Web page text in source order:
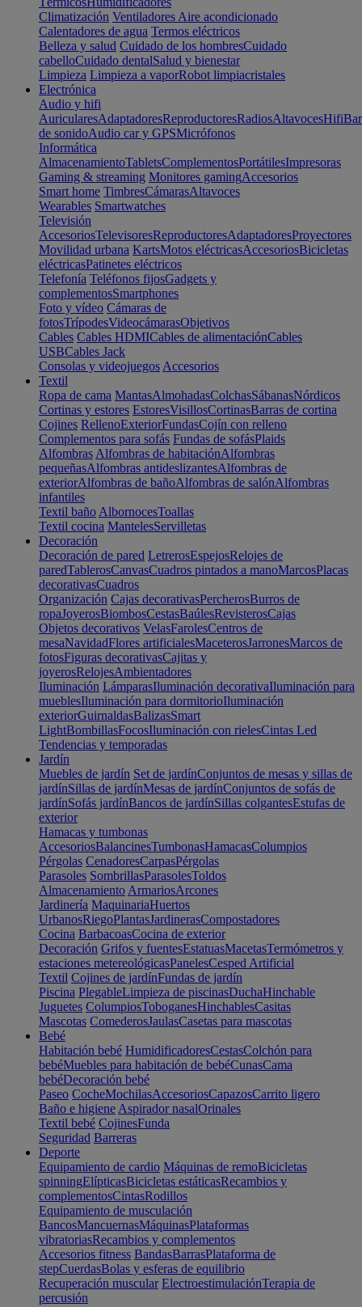
Climatización Ventiladores Aire acondicionado
Calentadores de agua Termos eléctricos
Belleza y salud Cuidado de los hombresCuidado
cabelloCuidado dentalSalud y bienestar
Limpieza Limpieza a vaporRobot limpiacristales
Electrónica
Audio y hifi
AuricularesAdaptadoresReproductoresRadiosAltavocesHifi
de sonidoAudio car y GPSMicrófonos
Informática
AlmacenamientoTabletsComplementosPortátilesImpresoras
Gaming & streaming Monitores gamingAccesorios
Smart home TimbresCámarasAltavoces
Wearables Smartwatches
Televisión
AccesoriosTelevisoresReproductoresAdaptadoresProyectores
Movilidad urbana KartsMotos eléctricasAccesoriosBicicletas
eléctricasPatinetes eléctricos
Telefonía Teléfonos fijosGadgets y
complementosSmartphones
Foto y vídeo Cámaras de
fotosTrípodesVideocámarasObjetivos
Cables Cables HDMICables de alimentaciónCables
USBCables Jack
Consolas y videojuegos Accesorios
Textil
Ropa de cama MantasAlmohadasColchasSábanasNórdicos
Cortinas y estores EstoresVisillosCortinasBarras de cortina
Cojines RellenoExteriorFundasCojín con relleno
Complementos para sofás Fundas de sofásPlaids
Alfombras Alfombras de habitaciónAlfombras
pequeñasAlfombras antideslizantesAlfombras de
exteriorAlfombras de bañoAlfombras de salónAlfombras
infantiles
Textil baño AlbornocesToallas
Textil cocina MantelesServilletas
Decoración
Decoración de pared LetrerosEspejosRelojes de
paredTablerosCanvasCuadros pintados a manoMarcosPlacas
decorativasCuadros
Organización Cajas decorativasPercherosBurros de
ropaJoyerosBiombosCestasBaúlesRevisterosCajas
Objetos decorativos VelasFarolesCentros de
mesaNavidadFlores artificialesMaceterosJarronesMarcos de
fotosFiguras decorativasCajitas y
joyerosRelojesAmbientadores
Iluminación LámparasIluminación decorativaIluminación para
mueblesIluminación para dormitorioIluminación
exteriorGuirnaldasBalizasSmart
LightBombillasFocosIluminación con rielesCintas Led
Tendencias y temporadas
Jardín
Muebles de jardín Set de jardínConjuntos de mesas y sillas de
jardínSillas de jardínMesas de jardínConjuntos de sofás de
jardínSofás jardínBancos de jardínSillas colgantesEstufas de
exterior
Hamacas y tumbonas
AccesoriosBalancinesTumbonasHamacasColumpios
Pérgolas CenadoresCarpasPérgolas
Parasoles SombrillasParasolesToldos
Almacenamiento ArmariosArcones
Jardinería MaquinariaHuertos
UrbanosRiegoPlantasJardinerasCompostadores
Cocina BarbacoasCocina de exterior
Decoración Grifos y fuentesEstatuasMacetasTermómetros y
estaciones metereológicasPanelesCesped Artificial
Textil Cojines de jardínFundas de jardín
Piscina PlegableLimpieza de piscinasDuchaHinchable
Juguetes ColumpiosToboganesHinchablesCasitas
Mascotas ComederosJaulasCasetas para mascotas
Bebé
Habitación bebé HumidificadoresCestasColchón para
bebéMuebles para habitación de bebéCunasCama
bebéDecoración bebé
Paseo CocheMochilasAccesoriosCapazosCarrito ligero
Baño e higiene Aspirador nasalOrinales
Textil bebé CojinesFunda
Seguridad Barreras
Deporte
Equipamiento de cardio Máquinas de remoBicicletas
spinningElípticasBicicletas estáticasRecambios y
complementosCintasRodillos
Equipamiento de musculación
BancosMancuernasMáquinasPlataformas
vibratoriasRecambios y complementos
Accesorios fitness BandasBarrasPlataforma de
stepCuerdasBolas y esferas de equilibrio
Recuperación muscular ElectroestimulaciónTerapia de
percusión